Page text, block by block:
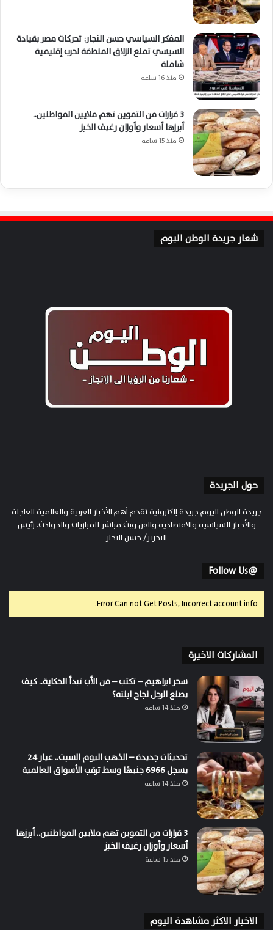
المفكر السياسي حسن النجار: تحركات مصر بقيادة
السيسي تمنع انزلاق المنطقة لحرب إقليمية
شاملة
منذ 16 ساعة
3 قرارات من التموين تهم ملايين المواطنين..
أبرزها أسعار وأوزان رغيف الخبز
منذ 15 ساعة
شعار جريدة الوطن اليوم
حول الجريدة
جريدة الوطن اليوم جريدة إلكترونية تقدم أهم الأخبار العربية والعالمية العاجلة
والأخبار السياسية والاقتصادية والفن وبث مباشر للمباريات والحوادث. رئيس
التحرير/ حسن النجار
@Follow Us
Error Can not Get Posts, Incorrect account info.
المشاركات الاخيرة
سحر ابراهيم – تكتب – من الأب تبدأ الحكاية.. كيف
يصنع الرجل نجاح ابنته؟
منذ 14 ساعة
تحديثات جديدة – الذهب اليوم السبت.. عيار 24
يسجل 6966 جنيهًا وسط ترقب الأسواق العالمية
منذ 14 ساعة
3 قرارات من التموين تهم ملايين المواطنين.. أبرزها
أسعار وأوزان رغيف الخبز
منذ 15 ساعة
الاخبار الاكثر مشاهدة اليوم